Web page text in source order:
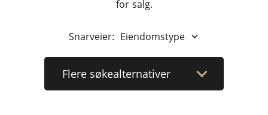
for salg.
Snarveier: Eiendomstype
Flere søkealternativer